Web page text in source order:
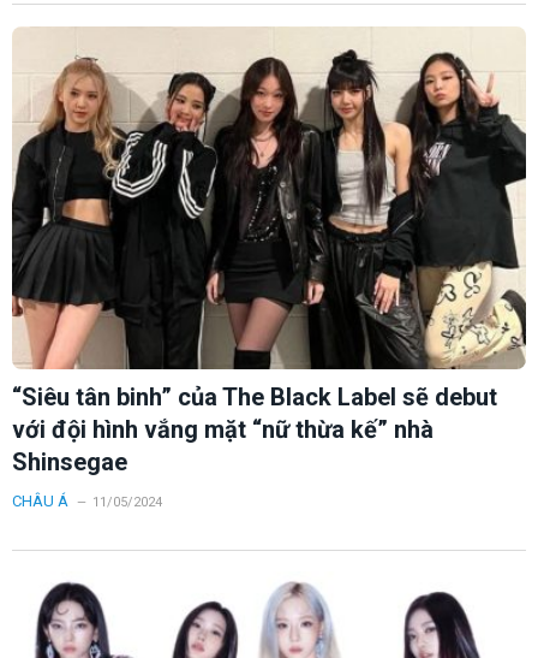
“Siêu tân binh” của The Black Label sẽ debut
với đội hình vắng mặt “nữ thừa kế” nhà
Shinsegae
CHÂU Á 11/05/2024